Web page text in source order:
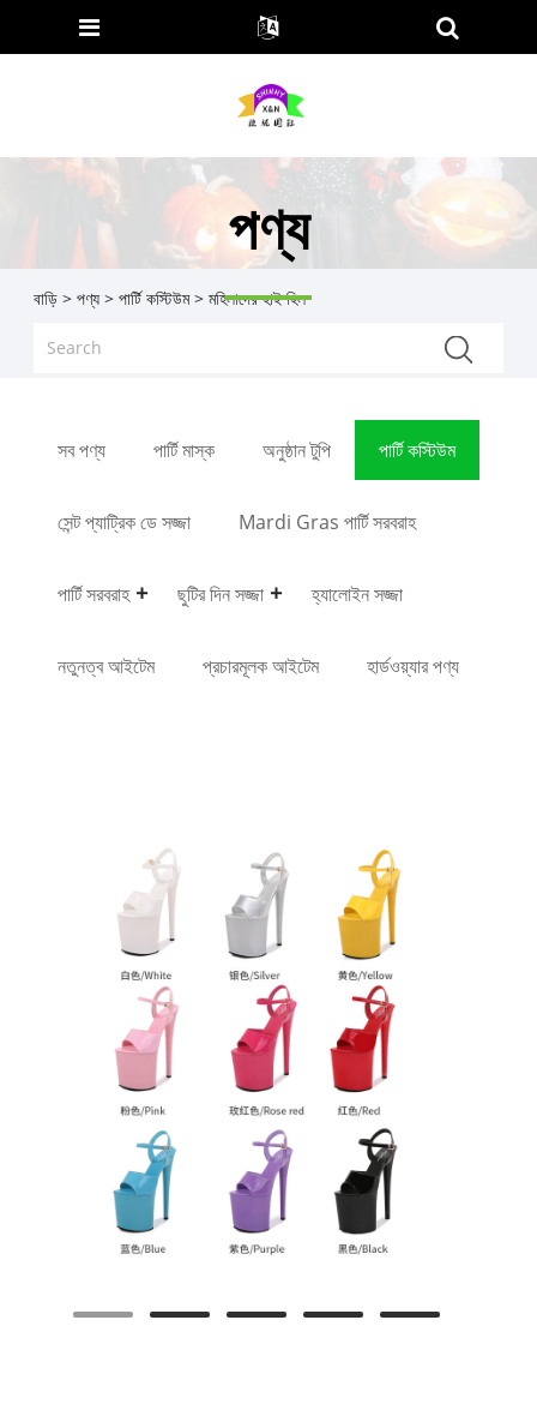
পণ্য
বাড়ি > পণ্য> পার্টি কস্টিউম> মহিলাদের হাই হিল
সব পণ্য পার্টি মাস্ক অনুষ্ঠান টুপি পার্টি কস্টিউম
সেন্ট প্যাট্রিক ডে সজ্জা Mardi Gras পার্টি সরবরাহ
পার্টি সরবরাহ ছুটির দিন সজ্জা হ্যালোইন সজ্জা
নতুনত্ব আইটেম প্রচারমূলক আইটেম হার্ডওয়্যার পণ্য